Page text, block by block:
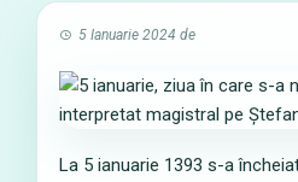
5 Ianuarie 2024 de
La 5 ianuarie 1393 s-a